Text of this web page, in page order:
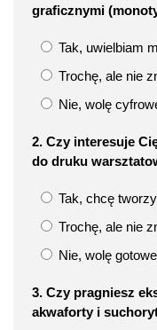
graficznymi
Tak, uwielbiam
Trochę, ale nie
Nie, wolę
2. Czy interesuje
do druku
Tak, chcę
Trochę, ale nie
Nie, wolę
3. Czy pragniesz
akwaforty i